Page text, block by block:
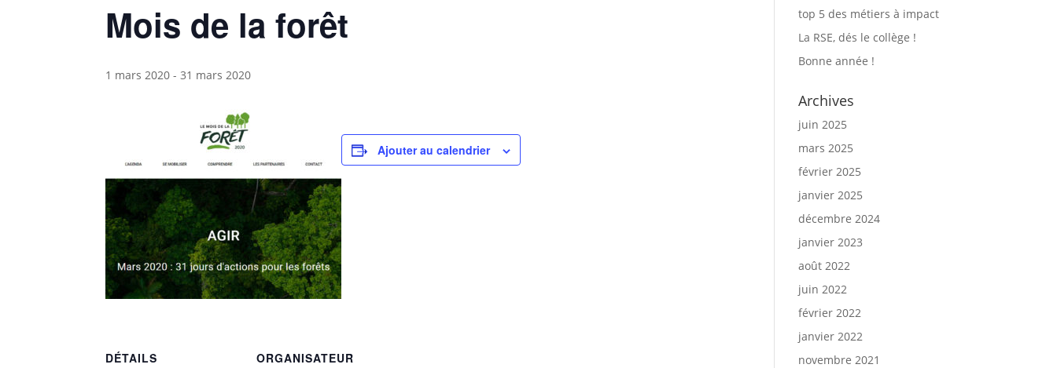
Mois de la forêt
1 mars 2020 -31 mars 2020
Ajouter au calendrier
DÉTAILS
ORGANISATEUR
top 5 des métiers à impact
La RSE, dés le collège !
Bonne année !
Archives
juin 2025
mars 2025
février 2025
janvier 2025
décembre 2024
janvier 2023
août 2022
juin 2022
février 2022
janvier 2022
novembre 2021